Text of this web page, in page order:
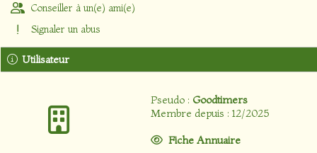
Utilisateur
Pseudo : Goodtimers
Membre depuis : 12/2025
Fiche Annuaire
Conseiller à un(e) ami(e)
Signaler un abus